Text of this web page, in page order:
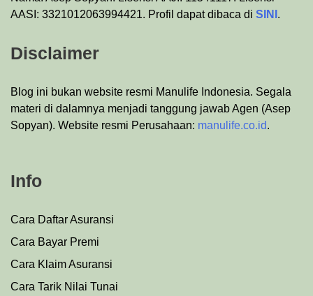
AASI: 3321012063994421. Profil dapat dibaca di SINI .
Disclaimer
Blog ini bukan website resmi Manulife Indonesia. Segala
materi di dalamnya menjadi tanggung jawab Agen (Asep
Sopyan). Website resmi Perusahaan: manulife.co.id.
Info
Cara Daftar Asuransi
Cara Bayar Premi
Cara Klaim Asuransi
Cara Tarik Nilai Tunai